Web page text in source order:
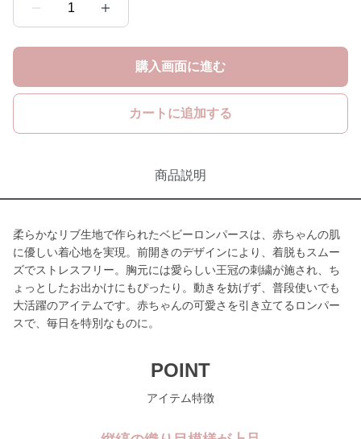
1
購入画面に進む
カートに追加する
商品説明
柔らかなリブ生地で作られたベビーロンパースは、赤ちゃんの肌
に優しい着心地を実現。前開きのデザインにより、着脱もスムー
ズでストレスフリー。胸元には愛らしい王冠の刺繍が施され、ち
ょっとしたお出かけにもぴったり。動きを妨げず、普段使いでも
大活躍のアイテムです。赤ちゃんの可愛さを引き立てるロンパー
スで、毎日を特別なものに。
POINT
アイテム特徴